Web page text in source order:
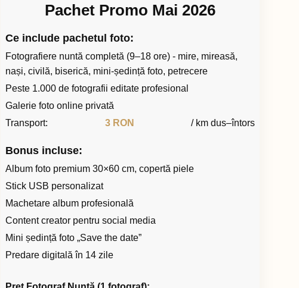
Pachet Promo Mai 2026
Ce include pachetul foto:
Fotografiere nuntă completă (9–18 ore) - mire, mireasă,
nași, civilă, biserică, mini-ședință foto, petrecere
Peste 1.000 de fotografii editate profesional
Galerie foto online privată
Transport:
3 RON / km dus–întors
Bonus incluse:
Album foto premium 30×60 cm, copertă piele
Stick USB personalizat
Machetare album profesională
Content creator pentru social media
Mini ședință foto „Save the date”
Predare digitală în 14 zile